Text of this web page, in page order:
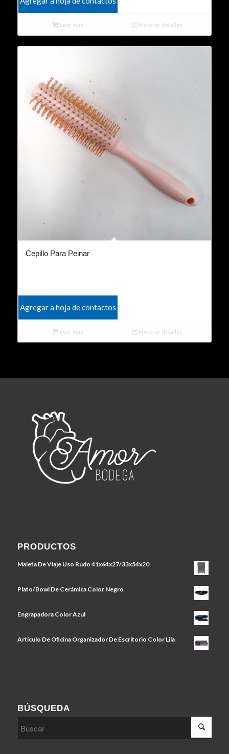
Leer más Mostrar detalles
Cepillo Para Peinar
Agregar a hoja de contactos
Leer más Mostrar detalles
PRODUCTOS
Maleta De Viaje Uso Rudo 41x64x27/33x54x20
Plato/Bowl De Cerámica Color Negro
Engrapadora Color Azul
Artículo De Oficina Organizador De Escritorio Color Lila
BÚSQUEDA